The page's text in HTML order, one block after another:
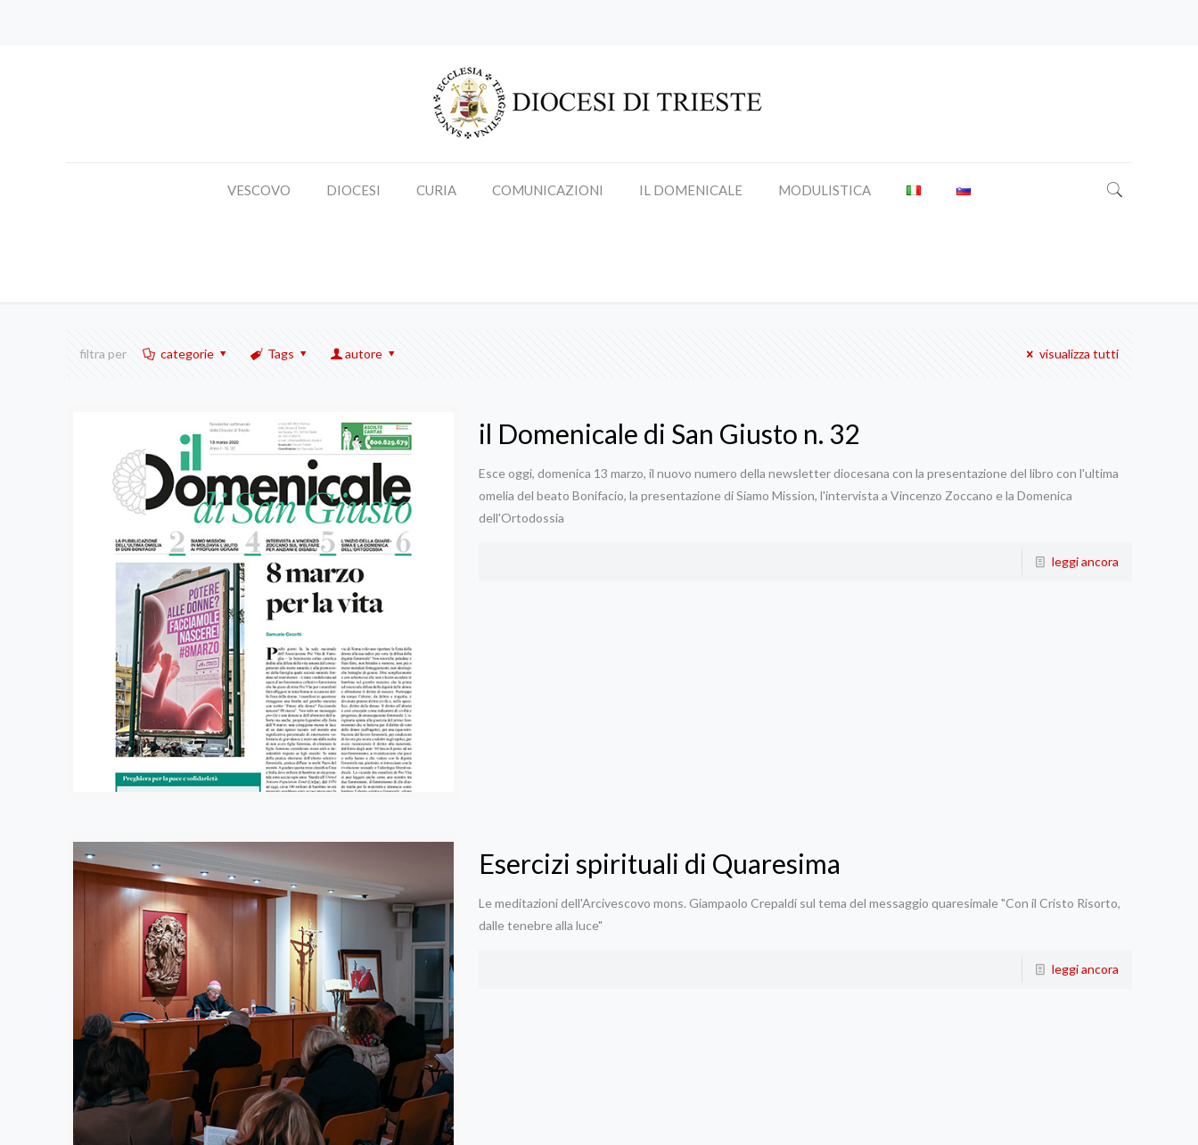
VESCOVO DIOCESI CURIA COMUNICAZIONI IL DOMENICALE MODULISTICA
filtra per categorie Tags autore visualizza tutti
il Domenicale di San Giusto n. 32
Esce oggi, domenica 13 marzo, il nuovo numero della newsletter diocesana con la presentazione del libro con l'ultima
omelia del beato Bonifacio, la presentazione di Siamo Mission, l'intervista a Vincenzo Zoccano e la Domenica
dell'Ortodossia
leggi ancora
Esercizi spirituali di Quaresima
Le meditazioni dell'Arcivescovo mons. Giampaolo Crepaldi sul tema del messaggio quaresimale "Con il Cristo Risorto,
dalle tenebre alla luce"
leggi ancora